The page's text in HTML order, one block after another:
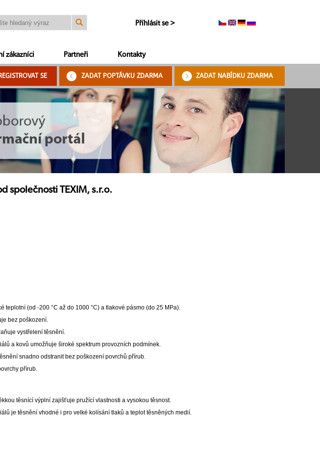
Příhlásit se >
zákazníci Partneři Kontakty
SE ZADAT POPTÁVKU ZDARMA ZADAT NABÍDKU ZDARMA
společnosti TEXIM, s.r.o.
teplotní (od -200 °C až do 1000 °C) a tlakové pásmo (do 25 MPa).
bez poškození.
vystřelení těsnění.
a kovů umožňuje široké spektrum provozních podmínek.
snadno odstranit bez poškození povrchů přírub.
přírub.
těsnící výplní zajišťuje pružící vlastnosti a vysokou těsnost.
je těsnění vhodné i pro velké kolísání tlaků a teplot těsněných medií.